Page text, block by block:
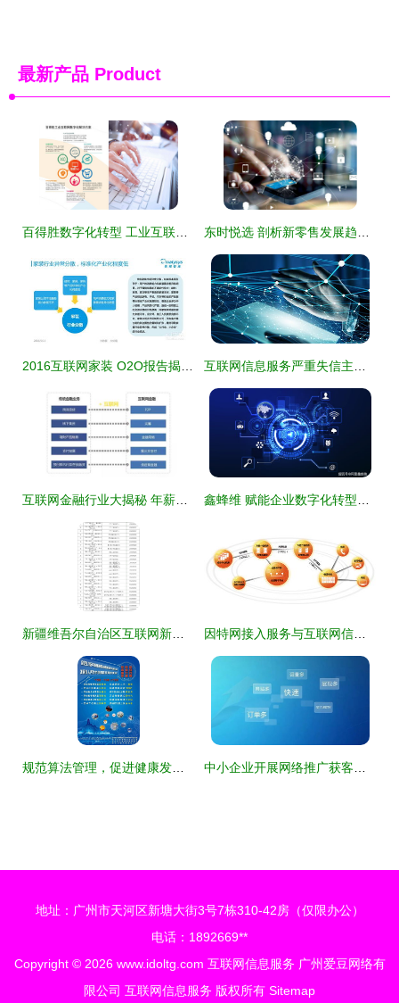
最新产品 Product
地址：广州市天河区新塘大街3号7栋310-42房（仅限办公）
电话：1892669**
Copyright © 2026 www.idoltg.com 互联网信息服务 广州爱豆网络有
限公司 互联网信息服务 版权所有 Sitemap